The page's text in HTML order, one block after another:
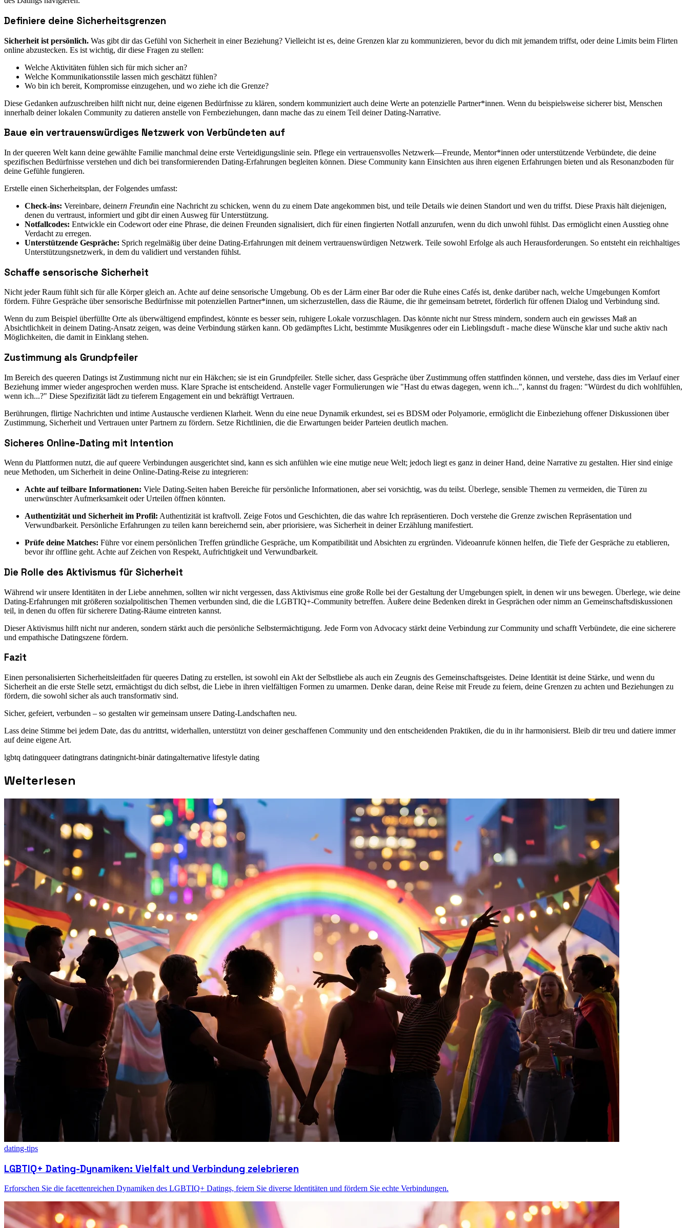
Definiere deine Sicherheitsgrenzen
Sicherheit ist persönlich. Was gibt dir das Gefühl von Sicherheit in einer Beziehung? Vielleicht ist es, deine Grenzen klar zu kommunizieren, bevor du dich mit jemandem triffst, oder deine Limits beim Flirten
online abzustecken. Es ist wichtig, dir diese Fragen zu stellen:
Welche Aktivitäten fühlen sich für mich sicher an?
Welche Kommunikationsstile lassen mich geschätzt fühlen?
Wo bin ich bereit, Kompromisse einzugehen, und wo ziehe ich die Grenze?
Diese Gedanken aufzuschreiben hilft nicht nur, deine eigenen Bedürfnisse zu klären, sondern kommuniziert auch deine Werte an potenzielle Partner*innen. Wenn du beispielsweise sicherer bist, Menschen
innerhalb deiner lokalen Community zu datieren anstelle von Fernbeziehungen, dann mache das zu einem Teil deiner Dating-Narrative.
Baue ein vertrauenswürdiges Netzwerk von Verbündeten auf
In der queeren Welt kann deine gewählte Familie manchmal deine erste Verteidigungslinie sein. Pflege ein vertrauensvolles Netzwerk—Freunde, Mentor*innen oder unterstützende Verbündete, die deine
spezifischen Bedürfnisse verstehen und dich bei transformierenden Dating-Erfahrungen begleiten können. Diese Community kann Einsichten aus ihren eigenen Erfahrungen bieten und als Resonanzboden für
deine Gefühle fungieren.
Erstelle einen Sicherheitsplan, der Folgendes umfasst:
Check-ins: Vereinbare, deinern Freundin eine Nachricht zu schicken, wenn du zu einem Date angekommen bist, und teile Details wie deinen Standort und wen du triffst. Diese Praxis hält diejenigen,
denen du vertraust, informiert und gibt dir einen Ausweg für Unterstützung.
Notfallcodes: Entwickle ein Codewort oder eine Phrase, die deinen Freunden signalisiert, dich für einen fingierten Notfall anzurufen, wenn du dich unwohl fühlst. Das ermöglicht einen Ausstieg ohne
Verdacht zu erregen.
Unterstützende Gespräche: Sprich regelmäßig über deine Dating-Erfahrungen mit deinem vertrauenswürdigen Netzwerk. Teile sowohl Erfolge als auch Herausforderungen. So entsteht ein reichhaltiges
Unterstützungsnetzwerk, in dem du validiert und verstanden fühlst.
Schaffe sensorische Sicherheit
Nicht jeder Raum fühlt sich für alle Körper gleich an. Achte auf deine sensorische Umgebung. Ob es der Lärm einer Bar oder die Ruhe eines Cafés ist, denke darüber nach, welche Umgebungen Komfort
fördern. Führe Gespräche über sensorische Bedürfnisse mit potenziellen Partner*innen, um sicherzustellen, dass die Räume, die ihr gemeinsam betretet, förderlich für offenen Dialog und Verbindung sind.
Wenn du zum Beispiel überfüllte Orte als überwältigend empfindest, könnte es besser sein, ruhigere Lokale vorzuschlagen. Das könnte nicht nur Stress mindern, sondern auch ein gewisses Maß an
Absichtlichkeit in deinem Dating-Ansatz zeigen, was deine Verbindung stärken kann. Ob gedämpftes Licht, bestimmte Musikgenres oder ein Lieblingsduft - mache diese Wünsche klar und suche aktiv nach
Möglichkeiten, die damit in Einklang stehen.
Zustimmung als Grundpfeiler
Im Bereich des queeren Datings ist Zustimmung nicht nur ein Häkchen; sie ist ein Grundpfeiler. Stelle sicher, dass Gespräche über Zustimmung offen stattfinden können, und verstehe, dass dies im Verlauf einer
Beziehung immer wieder angesprochen werden muss. Klare Sprache ist entscheidend. Anstelle vager Formulierungen wie "Hast du etwas dagegen, wenn ich...", kannst du fragen: "Würdest du dich wohlfühlen,
wenn ich...?" Diese Spezifizität lädt zu tieferem Engagement ein und bekräftigt Vertrauen.
Berührungen, flirtige Nachrichten und intime Austausche verdienen Klarheit. Wenn du eine neue Dynamik erkundest, sei es BDSM oder Polyamorie, ermöglicht die Einbeziehung offener Diskussionen über
Zustimmung, Sicherheit und Vertrauen unter Partnern zu fördern. Setze Richtlinien, die die Erwartungen beider Parteien deutlich machen.
Sicheres Online-Dating mit Intention
Wenn du Plattformen nutzt, die auf queere Verbindungen ausgerichtet sind, kann es sich anfühlen wie eine mutige neue Welt; jedoch liegt es ganz in deiner Hand, deine Narrative zu gestalten. Hier sind einige
neue Methoden, um Sicherheit in deine Online-Dating-Reise zu integrieren:
Achte auf teilbare Informationen: Viele Dating-Seiten haben Bereiche für persönliche Informationen, aber sei vorsichtig, was du teilst. Überlege, sensible Themen zu vermeiden, die Türen zu
unerwünschter Aufmerksamkeit oder Urteilen öffnen könnten.
Authentizität und Sicherheit im Profil: Authentizität ist kraftvoll. Zeige Fotos und Geschichten, die das wahre Ich repräsentieren. Doch verstehe die Grenze zwischen Repräsentation und
Verwundbarkeit. Persönliche Erfahrungen zu teilen kann bereichernd sein, aber priorisiere, was Sicherheit in deiner Erzählung manifestiert.
Prüfe deine Matches: Führe vor einem persönlichen Treffen gründliche Gespräche, um Kompatibilität und Absichten zu ergründen. Videoanrufe können helfen, die Tiefe der Gespräche zu etablieren,
bevor ihr offline geht. Achte auf Zeichen von Respekt, Aufrichtigkeit und Verwundbarkeit.
Die Rolle des Aktivismus für Sicherheit
Während wir unsere Identitäten in der Liebe annehmen, sollten wir nicht vergessen, dass Aktivismus eine große Rolle bei der Gestaltung der Umgebungen spielt, in denen wir uns bewegen. Überlege, wie deine
Dating-Erfahrungen mit größeren sozialpolitischen Themen verbunden sind, die die LGBTIQ+-Community betreffen. Äußere deine Bedenken direkt in Gesprächen oder nimm an Gemeinschaftsdiskussionen
teil, in denen du offen für sicherere Dating-Räume eintreten kannst.
Dieser Aktivismus hilft nicht nur anderen, sondern stärkt auch die persönliche Selbstermächtigung. Jede Form von Advocacy stärkt deine Verbindung zur Community und schafft Verbündete, die eine sicherere
und empathische Datingszene fördern.
Fazit
Einen personalisierten Sicherheitsleitfaden für queeres Dating zu erstellen, ist sowohl ein Akt der Selbstliebe als auch ein Zeugnis des Gemeinschaftsgeistes. Deine Identität ist deine Stärke, und wenn du
Sicherheit an die erste Stelle setzt, ermächtigst du dich selbst, die Liebe in ihren vielfältigen Formen zu umarmen. Denke daran, deine Reise mit Freude zu feiern, deine Grenzen zu achten und Beziehungen zu
fördern, die sowohl sicher als auch transformativ sind.
Sicher, gefeiert, verbunden – so gestalten wir gemeinsam unsere Dating-Landschaften neu.
Lass deine Stimme bei jedem Date, das du antrittst, widerhallen, unterstützt von deiner geschaffenen Community und den entscheidenden Praktiken, die du in ihr harmonisierst. Bleib dir treu und datiere immer
auf deine eigene Art.
lgbtq datingqueer datingtrans datingnicht-binär datingalternative lifestyle dating
Weiterlesen
dating-tips
LGBTIQ+ Dating-Dynamiken: Vielfalt und Verbindung zelebrieren
Erforschen Sie die facettenreichen Dynamiken des LGBTIQ+ Datings, feiern Sie diverse Identitäten und fördern Sie echte Verbindungen.